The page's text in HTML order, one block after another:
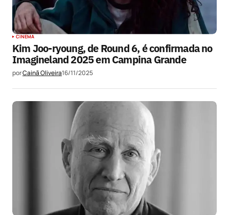
CINEMA
Kim Joo-ryoung, de Round 6, é confirmada no
Imagineland 2025 em Campina Grande
porCainã Oliveira16/11/2025